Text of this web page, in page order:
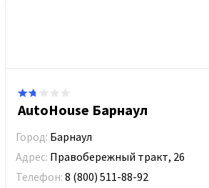
AutoHouse Барнаул
Город: Барнаул
Адрес: Правобережный тракт, 26
Телефон: 8 (800) 511-88-92